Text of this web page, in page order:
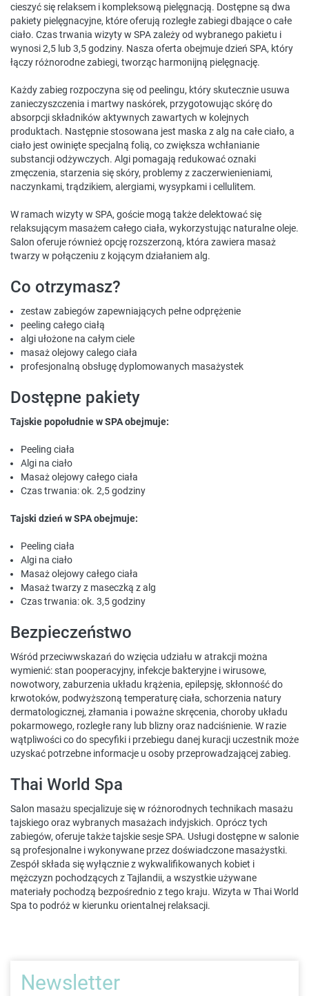
cieszyć się relaksem i kompleksową pielęgnacją. Dostępne są dwa
pakiety pielęgnacyjne, które oferują rozległe zabiegi dbające o całe
ciało. Czas trwania wizyty w SPA zależy od wybranego pakietu i
wynosi 2,5 lub 3,5 godziny. Nasza oferta obejmuje dzień SPA, który
łączy różnorodne zabiegi, tworząc harmonijną pielęgnację.
Każdy zabieg rozpoczyna się od peelingu, który skutecznie usuwa
zanieczyszczenia i martwy naskórek, przygotowując skórę do
absorpcji składników aktywnych zawartych w kolejnych
produktach. Następnie stosowana jest maska z alg na całe ciało, a
ciało jest owinięte specjalną folią, co zwiększa wchłanianie
substancji odżywczych. Algi pomagają redukować oznaki
zmęczenia, starzenia się skóry, problemy z zaczerwienieniami,
naczynkami, trądzikiem, alergiami, wysypkami i cellulitem.
W ramach wizyty w SPA, goście mogą także delektować się
relaksującym masażem całego ciała, wykorzystując naturalne oleje.
Salon oferuje również opcję rozszerzoną, która zawiera masaż
twarzy w połączeniu z kojącym działaniem alg.
Co otrzymasz?
zestaw zabiegów zapewniających pełne odprężenie
peeling całego ciałą
algi ułożone na całym ciele
masaż olejowy calego ciała
profesjonalną obsługę dyplomowanych masażystek
Dostępne pakiety
Tajskie popołudnie w SPA obejmuje:
Peeling ciała
Algi na ciało
Masaż olejowy całego ciała
Czas trwania: ok. 2,5 godziny
Tajski dzień w SPA obejmuje:
Peeling ciała
Algi na ciało
Masaż olejowy całego ciała
Masaż twarzy z maseczką z alg
Czas trwania: ok. 3,5 godziny
Bezpieczeństwo
Wśród przeciwwskazań do wzięcia udziału w atrakcji można
wymienić: stan pooperacyjny, infekcje bakteryjne i wirusowe,
nowotwory, zaburzenia układu krążenia, epilepsję, skłonność do
krwotoków, podwyższoną temperaturę ciała, schorzenia natury
dermatologicznej, złamania i poważne skręcenia, choroby układu
pokarmowego, rozległe rany lub blizny oraz nadciśnienie. W razie
wątpliwości co do specyfiki i przebiegu danej kuracji uczestnik może
uzyskać potrzebne informacje u osoby przeprowadzającej zabieg.
Thai World Spa
Salon masażu specjalizuje się w różnorodnych technikach masażu
tajskiego oraz wybranych masażach indyjskich. Oprócz tych
zabiegów, oferuje także tajskie sesje SPA. Usługi dostępne w salonie
są profesjonalne i wykonywane przez doświadczone masażystki.
Zespół składa się wyłącznie z wykwalifikowanych kobiet i
mężczyzn pochodzących z Tajlandii, a wszystkie używane
materiały pochodzą bezpośrednio z tego kraju. Wizyta w Thai World
Spa to podróż w kierunku orientalnej relaksacji.
Newsletter